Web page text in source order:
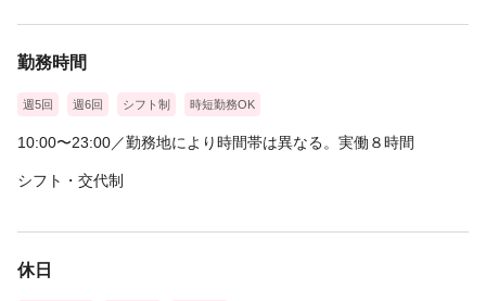
新規フリー客900名！
┗エリア最上位プランで掲載中
新しく入社した方には、優先的にお客様を回します。
④高単価なので稼げるシステム
平均客単価10,000円
合いながら高収入を実現♪
トリートメントオーダー率90%超え★
勤務時間
週5回 週6回 シフト制 時短勤務OK
10:00〜23:00／勤務地により時間帯は異なる。実働８時間
シフト・交代制
休日